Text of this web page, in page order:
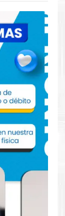
33 para
C7270
adquirir tus
Escríbenos o
para tu
GPR-33 para